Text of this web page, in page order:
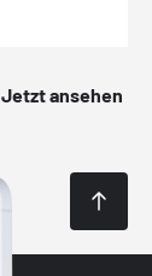
Jetzt ansehen